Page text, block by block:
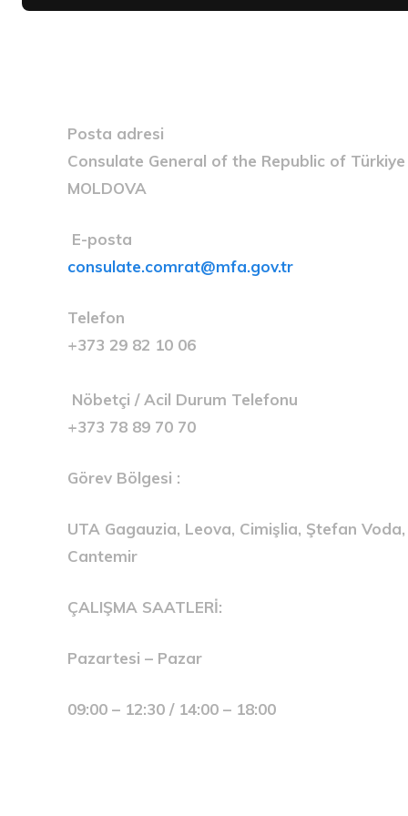
Posta adresi
Consulate General of the Republic of
MOLDOVA
E-posta
consulate.comrat@mfa.gov.tr
Telefon
+373 29 82 10 06
Nöbetçi / Acil Durum Telefonu
+373 78 89 70 70
Görev Bölgesi :
UTA Gagauzia, Leova, Cimişlia, Ştefan
Cantemir
ÇALIŞMA SAATLERİ:
Pazartesi – Pazar
09:00 – 12:30 / 14:00 – 18:00